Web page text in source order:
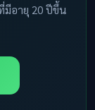
มีอายุ 20 ปีขึ้น